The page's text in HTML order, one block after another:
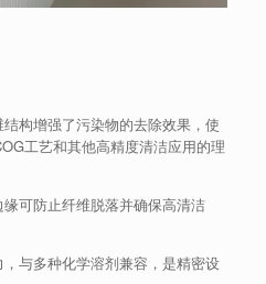
构增强了污染物的去除效果，使
工艺和其他高精度清洁应用的理
可防止纤维脱落并确保高清洁
与多种化学溶剂兼容，是精密设